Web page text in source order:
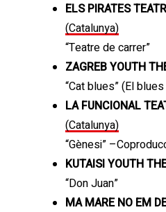
ELS PIRATES
(Catalunya)
“Teatre de carrer”
ZAGREB YOUTH
“Cat blues” (El
LA FUNCIONAL
(Catalunya)
“Gènesi”
KUTAISI YOUTH
“Don Juan”
MA MARE NO EM